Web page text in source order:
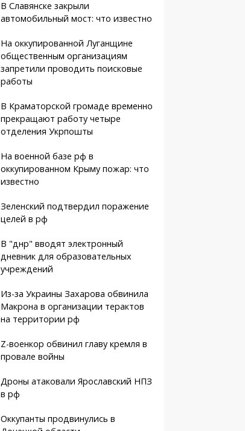
В Славянске закрыли
автомобильный мост: что известно
На оккупированной Луганщине
общественным организациям
запретили проводить поисковые
работы
В Краматорской громаде временно
прекращают работу четыре
отделения Укрпошты
На военной базе рф в
оккупированном Крыму пожар: что
известно
Зеленский подтвердил поражение
целей в рф
В "днр" вводят электронный
дневник для образовательных
учреждений
Из-за Украины Захарова обвинила
Макрона в организации терактов
на территории рф
Z-военкор обвинил главу кремля в
провале войны
Дроны атаковали Ярославский НПЗ
в рф
Оккупанты продвинулись в